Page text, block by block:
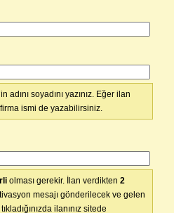
soyadını yazınız. Eğer ilan
ismi de yazabilirsiniz.
olması gerekir. İlan verdikten 2
mesajı gönderilecek ve gelen
ilanınız sitede